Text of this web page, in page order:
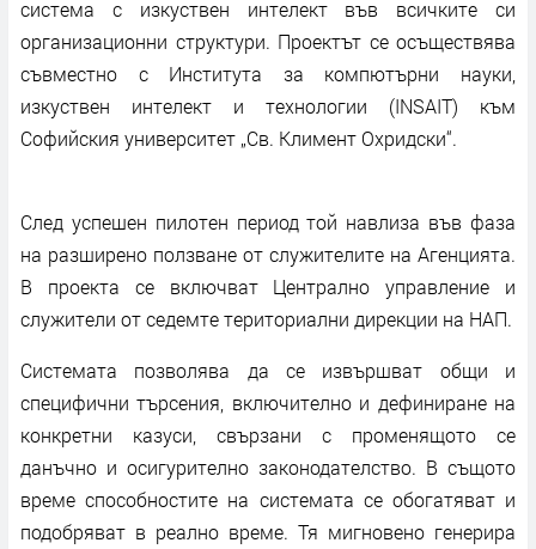
система с изкуствен интелект във всичките си
организационни структури. Проектът се осъществява
съвместно с Института за компютърни науки,
изкуствен интелект и технологии (INSAIT) към
Софийския университет „Св. Климент Охридски“.
След успешен пилотен период той навлиза във фаза
на разширено ползване от служителите на Агенцията.
В проекта се включват Централно управление и
служители от седемте териториални дирекции на НАП.
Системата позволява да се извършват общи и
специфични търсения, включително и дефиниране на
конкретни казуси, свързани с променящото се
данъчно и осигурително законодателство. В същото
време способностите на системата се обогатяват и
подобряват в реално време. Тя мигновено генерира